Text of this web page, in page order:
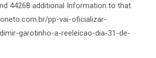
44268 additional Information to that
pp-vai-oficializar-
garotinho-a-reeleicao-dia-31-de-